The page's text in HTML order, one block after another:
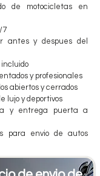
de motocicletas en
7
antes y despues del
y profesionales
abiertos y cerrados
lujo y deportivos
y entrega puerta a
para envio de autos